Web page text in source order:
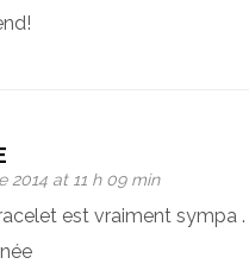
2014 at 11 h 09 min
est vraiment sympa .